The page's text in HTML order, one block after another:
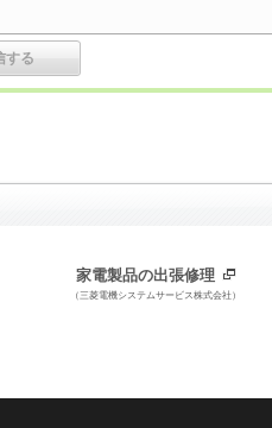
家電製品の出張修理
（三菱電機システムサービス株式会社）